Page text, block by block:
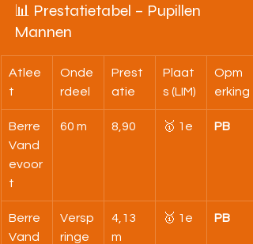
📊 Prestatietabel – Pupillen
Mannen
Atlee
t
Onde
rdeel
Prest
atie
Plaat
s (LIM)
Opm
erking
Berre
Vand
evoor
t
60 m 8,90 🥇 1e PB
Berre
Vand
Versp
ringe
4,13
m
🥇 1e PB